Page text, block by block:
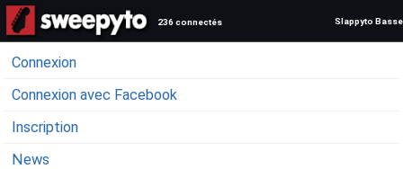
236 connectés Slappyto Basse
Connexion
Connexion avec Facebook
Inscription
News